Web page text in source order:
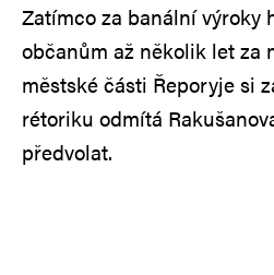
Zatímco za banální výroky
občanům až několik let za
městské části Řeporyje si
rétoriku odmítá
předvolat.